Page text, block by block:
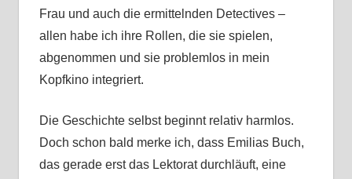
Frau und auch die ermittelnden Detectives –
allen habe ich ihre Rollen, die sie spielen,
abgenommen und sie problemlos in mein
Kopfkino integriert.
Die Geschichte selbst beginnt relativ harmlos.
Doch schon bald merke ich, dass Emilias Buch,
das gerade erst das Lektorat durchläuft, eine